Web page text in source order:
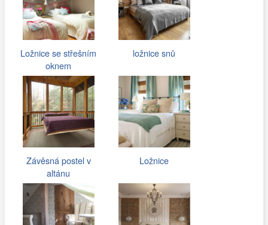
Ložnice se střešním
oknem
ložnice snů
Závěsná postel v
altánu
Ložnice